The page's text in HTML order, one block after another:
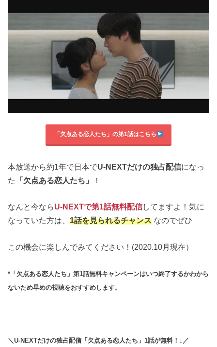
「欠点ある恋人たち」の第1話はこちら
本放送から約1年で日本でU-NEXTだけの独占配信になっ
た
「欠点ある恋人たち」 ！
なんと今ならU-NEXTで第1話無料配信してますよ！気に
なっていた方は、1話を見られるチャンス なのでぜひ
この機会に楽しんでみてください！(2020.10月現在）
*「欠点ある恋人たち」第1話無料キャンペーンはいつ終了するかわから
ないため早めの視聴をおすすめします。
＼U-NEXTだけの独占配信「欠点ある恋人たち」1話が無料！↓／